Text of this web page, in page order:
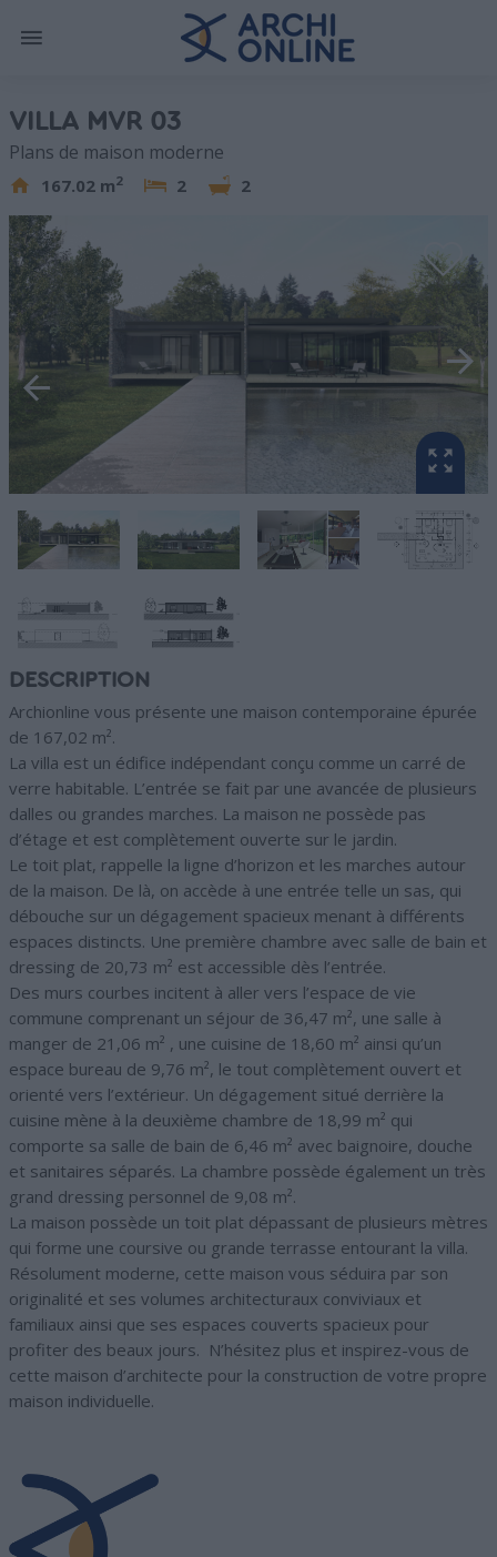
VILLA MVR 03
Plans de maison moderne
167.02 m2 2 2
DESCRIPTION
Archionline vous présente une maison contemporaine épurée
de 167,02 m².
La villa est un édifice indépendant conçu comme un carré de
verre habitable. L’entrée se fait par une avancée de plusieurs
dalles ou grandes marches. La maison ne possède pas
d’étage et est complètement ouverte sur le jardin.
Le toit plat, rappelle la ligne d’horizon et les marches autour
de la maison. De là, on accède à une entrée telle un sas, qui
débouche sur un dégagement spacieux menant à différents
espaces distincts. Une première chambre avec salle de bain et
dressing de 20,73 m² est accessible dès l’entrée.
Des murs courbes incitent à aller vers l’espace de vie
commune comprenant un séjour de 36,47 m², une salle à
manger de 21,06 m² , une cuisine de 18,60 m² ainsi qu’un
espace bureau de 9,76 m², le tout complètement ouvert et
orienté vers l’extérieur. Un dégagement situé derrière la
cuisine mène à la deuxième chambre de 18,99 m² qui
comporte sa salle de bain de 6,46 m² avec baignoire, douche
et sanitaires séparés. La chambre possède également un très
grand dressing personnel de 9,08 m².
La maison possède un toit plat dépassant de plusieurs mètres
qui forme une coursive ou grande terrasse entourant la villa.
Résolument moderne, cette maison vous séduira par son
originalité et ses volumes architecturaux conviviaux et
familiaux ainsi que ses espaces couverts spacieux pour
profiter des beaux jours. N’hésitez plus et inspirez-vous de
cette maison d’architecte pour la construction de votre propre
maison individuelle.